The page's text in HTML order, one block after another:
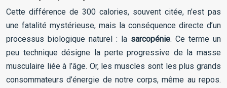
Cette différence de 300 calories, souvent citée, n’est pas
une fatalité mystérieuse, mais la conséquence directe d’un
processus biologique naturel : la sarcopénie. Ce terme un
peu technique désigne la perte progressive de la masse
musculaire liée à l’âge. Or, les muscles sont les plus grands
consommateurs d’énergie de notre corps, même au repos.